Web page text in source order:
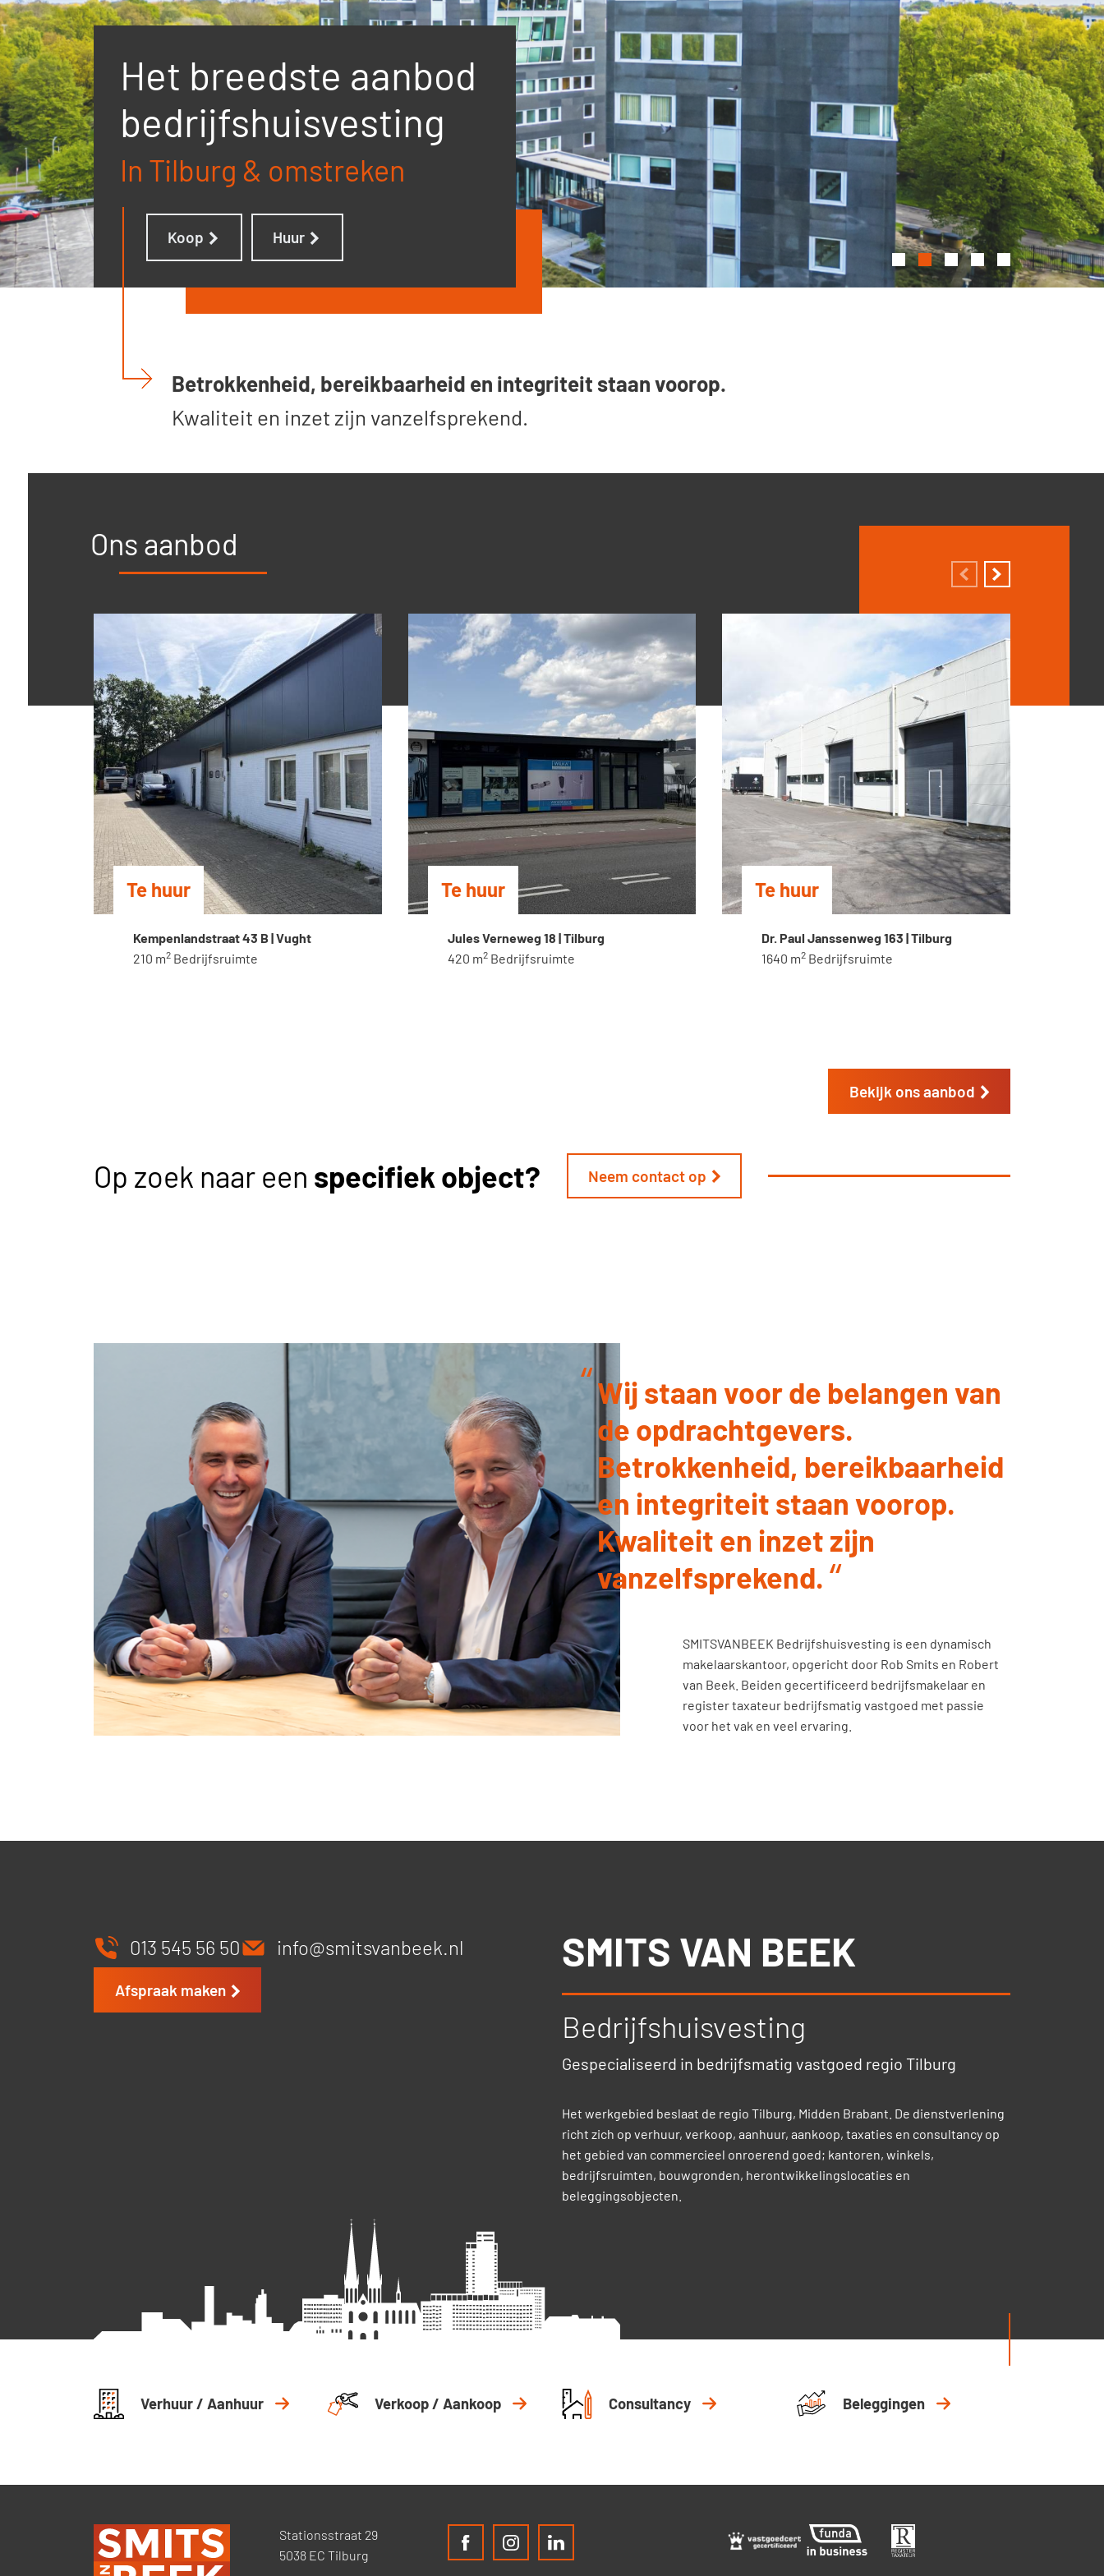
Over ons
Het breedste aanbod
bedrijfshuisvesting
In Tilburg & omstreken
Koop Huur
Betrokkenheid, bereikbaarheid en integriteit staan voorop.
Kwaliteit en inzet zijn vanzelfsprekend.
Ons aanbod
Te huur
Kempenlandstraat 43 B | Vught
210 m2 Bedrijfsruimte
Te huur
Jules Verneweg 18 | Tilburg
420 m2Bedrijfsruimte
Te huur
Dr. Paul Janssenweg 163 | Tilburg
1640 m2 Bedrijfsruimte
Bekijk ons aanbod
Op zoek naar een specifiek object? Neem contact op
Wij staan voor de belangen van
de opdrachtgevers.
Betrokkenheid, bereikbaarheid
en integriteit staan voorop.
Kwaliteit en inzet zijn
vanzelfsprekend.
SMITSVANBEEK Bedrijfshuisvesting is een dynamisch
makelaarskantoor, opgericht door Rob Smits en Robert
van Beek. Beiden gecertificeerd bedrijfsmakelaar en
register taxateur bedrijfsmatig vastgoed met passie
voor het vak en veel ervaring.
013 545 56 50 info@smitsvanbeek.nl
Afspraak maken
SMITS VAN BEEK
Bedrijfshuisvesting
Gespecialiseerd in bedrijfsmatig vastgoed regio Tilburg
Het werkgebied beslaat de regio Tilburg, Midden Brabant. De dienstverlening
richt zich op verhuur, verkoop, aanhuur, aankoop, taxaties en consultancy op
het gebied van commercieel onroerend goed; kantoren, winkels,
bedrijfsruimten, bouwgronden, herontwikkelingslocaties en
beleggingsobjecten.
Verhuur / Aanhuur Verkoop / Aankoop Consultancy Beleggingen
Stationsstraat 29
5038 EC Tilburg